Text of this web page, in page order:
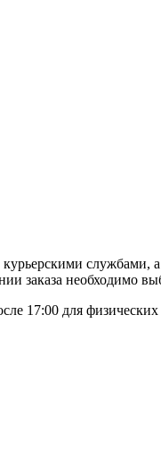
службами,
заказа необходимо
17:00 для